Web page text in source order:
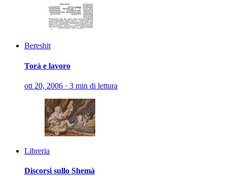
Bereshit
Torà e lavoro
ott 20, 2006 · 3 min di lettura
Libreria
Discorsi sullo Shemà